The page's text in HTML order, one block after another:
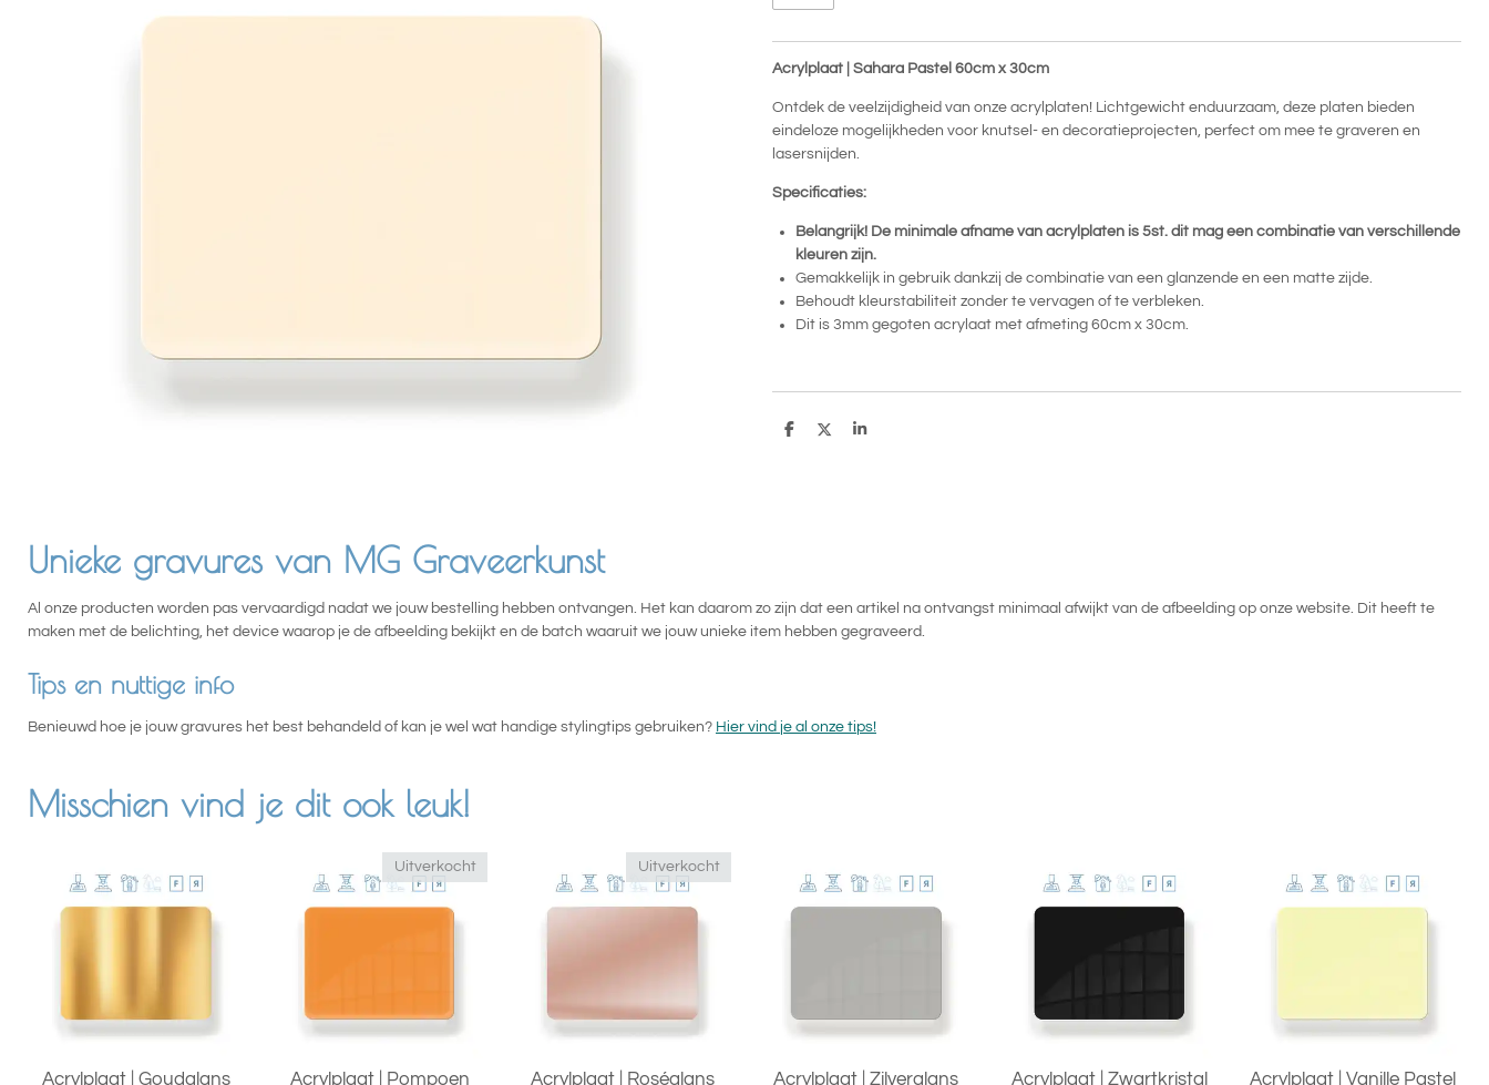
Acrylplaat | Sahara Pastel 60cm x 30cm
Ontdek de veelzijdigheid van onze acrylplaten! Lichtgewicht enduurzaam, deze platen bieden
eindeloze mogelijkheden voor knutsel- en decoratieprojecten, perfect om mee te graveren en
lasersnijden.
Specificaties:
Belangrijk! De minimale afname van acrylplaten is 5st. dit mag een combinatie van verschillende
kleuren zijn.
Gemakkelijk in gebruik dankzij de combinatie van een glanzende en een matte zijde.
Behoudt kleurstabiliteit zonder te vervagen of te verbleken.
Dit is 3mm gegoten acrylaat met afmeting 60cm x 30cm.
D
D
S
Unieke gravures van MG Graveerkunst
Al onze producten worden pas vervaardigd nadat we jouw bestelling hebben ontvangen. Het kan daarom zo zijn dat een artikel na ontvangst minimaal afwijkt van de afbeelding op onze website. Dit heeft te
maken met de belichting, het device waarop je de afbeelding bekijkt en de batch waaruit we jouw unieke item hebben gegraveerd.
Tips en nuttige info
Benieuwd hoe je jouw gravures het best behandeld of kan je wel wat handige stylingtips gebruiken? Hier vind je al onze tips!
Misschien vind je dit ook leuk!
Acrylplaat | Goudglans
Uitverkocht
Acrylplaat | Pompoen
Uitverkocht
Acrylplaat | Roséglans Acrylplaat | Zilverglans Acrylplaat | Zwartkristal Acrylplaat | Vanille Pastel